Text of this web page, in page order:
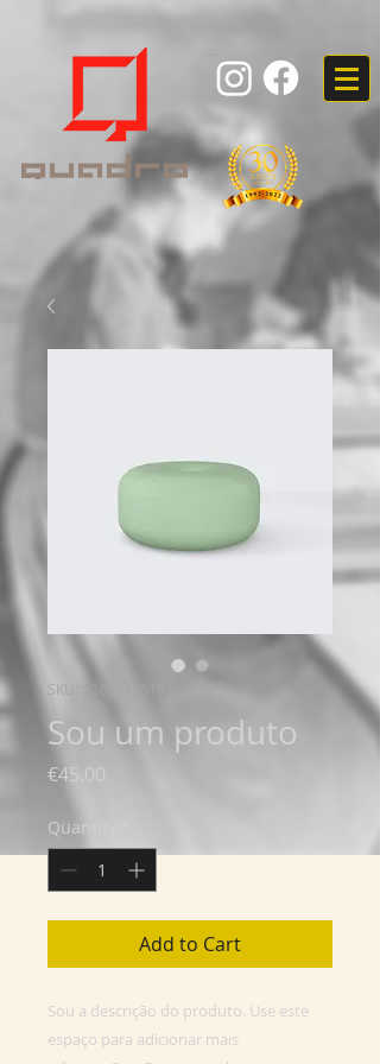
SKU: 126351351935
Sou um produto
€45.00
Quantity
Add to Cart
Sou a descrição do produto. Use este
espaço para adicionar mais